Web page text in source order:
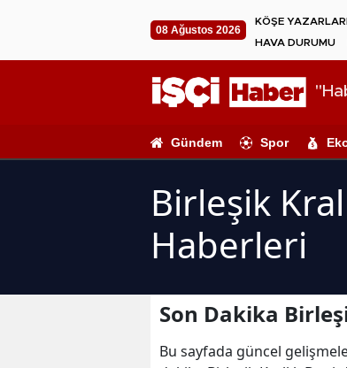
08 Ağustos 2026
KÖŞE
HAVA DURUMU
Gündem Spor
Birleşik
Haberleri
Son Dakika
Bu sayfada güncel